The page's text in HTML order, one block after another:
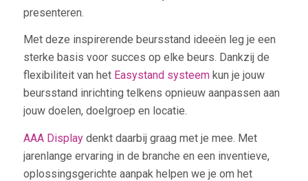
presenteren.
Met deze inspirerende beursstand ideeën leg je een
sterke basis voor succes op elke beurs. Dankzij de
flexibiliteit van het Easystand systeemkun je jouw
beursstand inrichting telkens opnieuw aanpassen aan
jouw doelen, doelgroep en locatie.
AAA Displaydenkt daarbij graag met je mee. Met
jarenlange ervaring in de branche en een inventieve,
oplossingsgerichte aanpak helpen we je om het